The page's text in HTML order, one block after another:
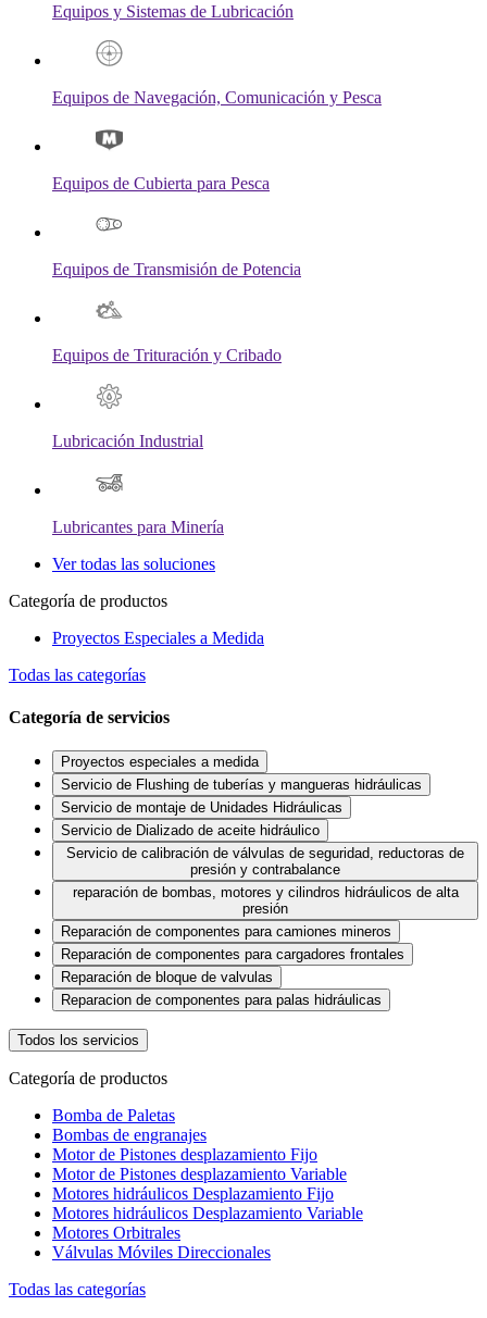
Equipos y Sistemas de Lubricación
Equipos de Navegación, Comunicación y Pesca
Equipos de Cubierta para Pesca
Equipos de Transmisión de Potencia
Equipos de Trituración y Cribado
Lubricación Industrial
Lubricantes para Minería
Ver todas las soluciones
Categoría de productos
Proyectos Especiales a Medida
Todas las categorías
Categoría de servicios
Proyectos especiales a medida
Servicio de Flushing de tuberías y mangueras hidráulicas
Servicio de montaje de Unidades Hidráulicas
Servicio de Dializado de aceite hidráulico
Servicio de calibración de válvulas de seguridad, reductoras de
presión y contrabalance
reparación de bombas, motores y cilindros hidráulicos de alta
presión
Reparación de componentes para camiones mineros
Reparación de componentes para cargadores frontales
Reparación de bloque de valvulas
Reparacion de componentes para palas hidráulicas
Todos los servicios
Categoría de productos
Bomba de Paletas
Bombas de engranajes
Motor de Pistones desplazamiento Fijo
Motor de Pistones desplazamiento Variable
Motores hidráulicos Desplazamiento Fijo
Motores hidráulicos Desplazamiento Variable
Motores Orbitrales
Válvulas Móviles Direccionales
Todas las categorías